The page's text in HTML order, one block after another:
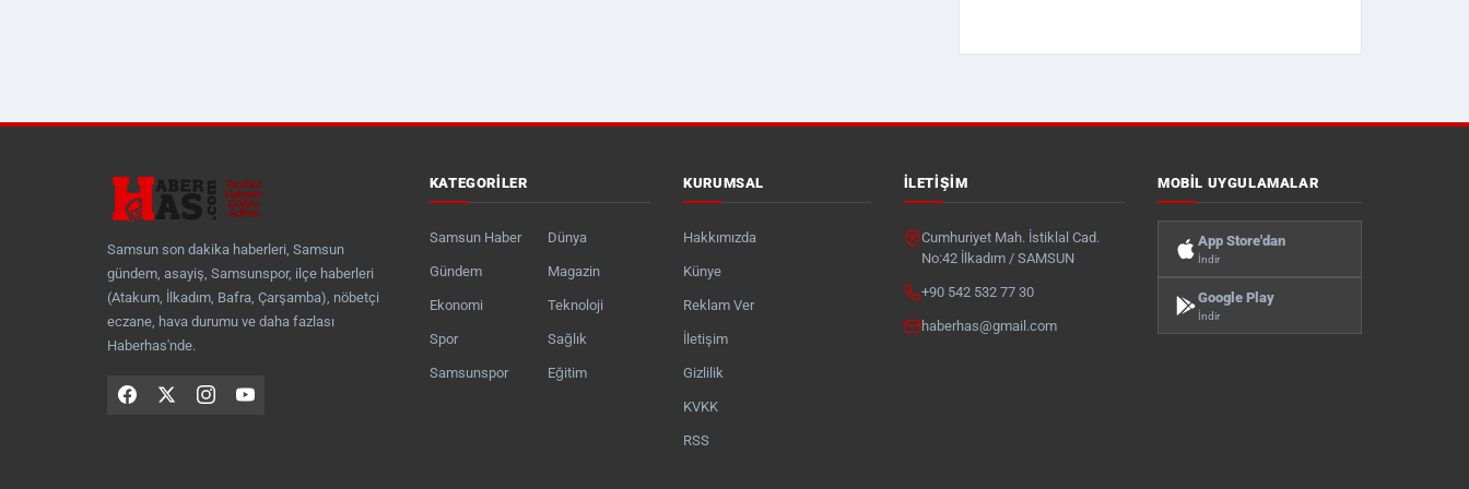
Samsun son dakika haberleri, Samsun
gündem, asayiş, Samsunspor, ilçe haberleri
(Atakum, İlkadım, Bafra, Çarşamba), nöbetçi
eczane, hava durumu ve daha fazlası
Haberhas'nde.
KATEGORILER
Samsun Haber
Gündem
Ekonomi
Spor
Samsunspor
Dünya
Magazin
Teknoloji
Sağlık
Eğitim
KURUMSAL
Hakkımızda
Künye
Reklam Ver
İletişim
Gizlilik
KVKK
RSS
İLETIŞIM
Cumhuriyet Mah. İstiklal Cad.
No:42 İlkadım / SAMSUN
+90 542 532 77 30
haberhas@gmail.com
MOBIL UYGULAMALAR
App Store'dan
İndir
Google Play
İndir